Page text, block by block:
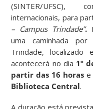
(SINTER/UFSC),
internacionais, para
– Campus Trindade”.
uma caminhada
Trindade, localizado
acontecerá no dia 1º
partir das 16 horase
Biblioteca Central.
A duração está